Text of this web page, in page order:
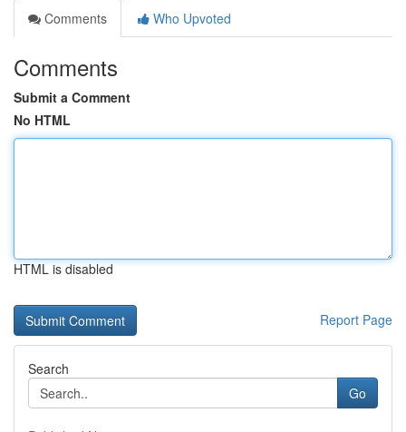
Comments
Who Upvoted
Comments
Submit a Comment
No HTML
HTML is disabled
Report Page
Search
Go